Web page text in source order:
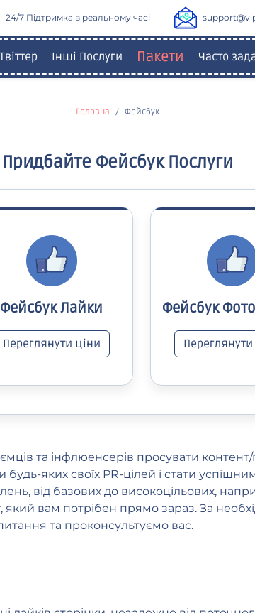
24/7 Підтримка в реальному часі
Твіттер Інші Послуги Пакети Часто
Головна Фейсбук
Придбайте Фейсбук Послуги
Фейсбук Лайки
Переглянути ціни
Фейсбук
та інфлюенсерів просувати
будь-яких своїх PR-цілей і стати
від базових до високоцільових,
вам потрібен прямо зараз. За
та проконсультуємо вас.